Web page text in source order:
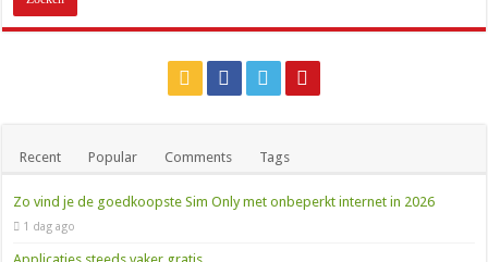
Recent Popular Comments Tags
Zo vind je de goedkoopste Sim Only met onbeperkt internet in 2026
1 dag ago